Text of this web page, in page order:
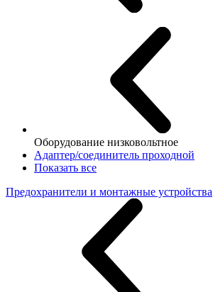
Оборудование низковольтное
Адаптер/соединитель проходной
Показать все
Предохранители и монтажные устройства